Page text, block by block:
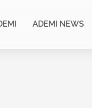
ADEMI NEWS